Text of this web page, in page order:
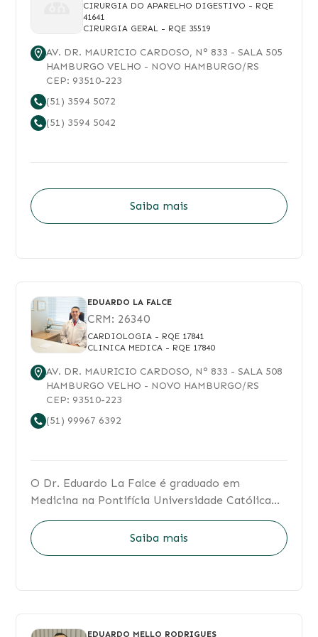
CIRURGIA DO APARELHO DIGESTIVO - RQE
41641
CIRURGIA GERAL
- RQE 35519
AV. DR. MAURICIO CARDOSO, N° 833 - SALA 505
HAMBURGO VELHO - NOVO HAMBURGO/RS
CEP: 93510-223
(51) 3594 5072
(51) 3594 5042
Saiba mais
EDUARDO LA FALCE
CRM: 26340
CARDIOLOGIA - RQE 17841
CLINICA MEDICA - RQE 17840
AV. DR. MAURICIO CARDOSO, N° 833 - SALA 508
HAMBURGO VELHO - NOVO HAMBURGO/RS
CEP: 93510-223
(51) 99967 6392
O Dr. Eduardo La Falce é graduado em
Medicina na Pontifícia Universidade Católica
Interna no Hospital São Vicente de Paulo, em
Passo Fundo/RS, e em Cardiologia no Instituto
Saiba mais
EDUARDO MELLO RODRIGUES